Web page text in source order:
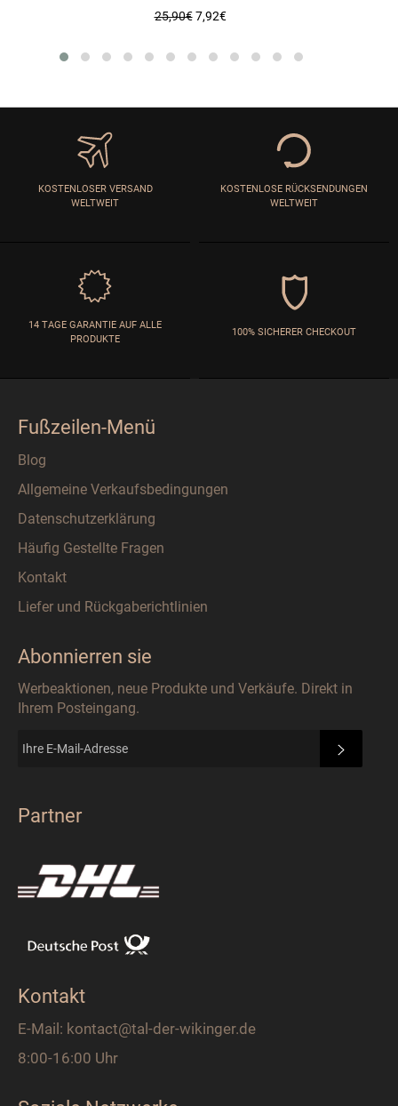
Normaler
25,90€Sonderpreis
7,92€
KOSTENLOSER VERSAND
WELTWEIT
KOSTENLOSE RÜCKSENDUNGEN
WELTWEIT
14 TAGE GARANTIE AUF ALLE
PRODUKTE
100% SICHERER CHECKOUT
Fußzeilen-Menü
Blog
Allgemeine Verkaufsbedingungen
Datenschutzerklärung
Häufig Gestellte Fragen
Kontakt
Liefer und Rückgaberichtlinien
Abonnierren sie
Werbeaktionen, neue Produkte und Verkäufe. Direkt in
Ihrem Posteingang.
Partner
Kontakt
E-Mail: kontact@tal-der-wikinger.de
8:00-16:00 Uhr